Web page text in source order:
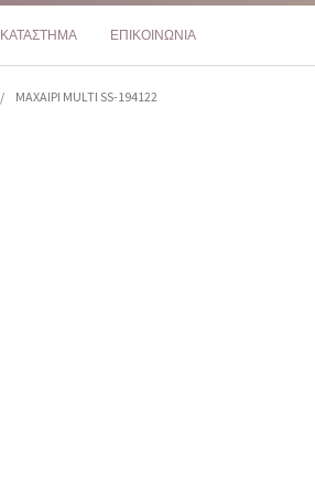
ΚΑΤΑΣΤΗΜΑ ΕΠΙΚΟΙΝΩΝΙΑ
ΜΑXAIPI MULTI SS-194122